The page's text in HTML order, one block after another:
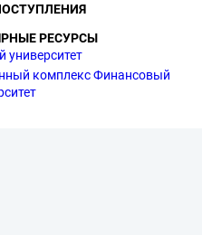
университет
комплекс Финансовый
РЕСУРСЫ